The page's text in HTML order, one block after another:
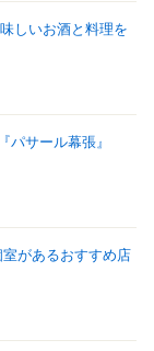
しいお酒と料理を
パサール幕張』
があるおすすめ店